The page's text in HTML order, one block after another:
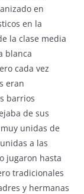
en
en la
la clase media
blanca
cada vez
eran
barrios
de sus
unidas de
a las
jugaron hasta
tradicionales
y hermanas